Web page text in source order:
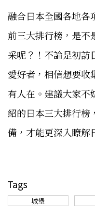
融合日本全國各地各
前三大排行榜，是不
采呢？！不論是初訪
愛好者，相信想要收
有人在。建議大家不
紹的日本三大排行榜
備，才能更深入瞭解
Tags
城堡